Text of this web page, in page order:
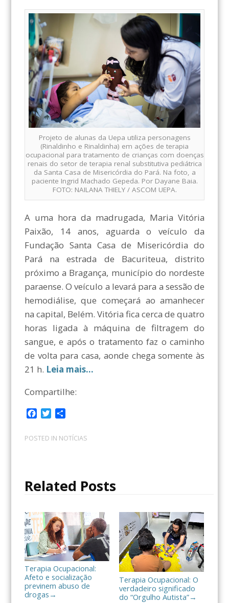
Projeto de alunas da Uepa utiliza personagens
(Rinaldinho e Rinaldinha) em ações de terapia
ocupacional para tratamento de crianças com doenças
renais do setor de terapia renal substitutiva pediátrica
da Santa Casa de Misericórdia do Pará. Na foto, a
paciente Ingrid Machado Gepeda. Por Dayane Baia.
FOTO: NAILANA THIELY / ASCOM UEPA.
A uma hora da madrugada, Maria Vitória
Paixão, 14 anos, aguarda o veículo da
Fundação Santa Casa de Misericórdia do
Pará na estrada de Bacuriteua, distrito
próximo a Bragança, município do nordeste
paraense. O veículo a levará para a sessão de
hemodiálise, que começará ao amanhecer
na capital, Belém. Vitória fica cerca de quatro
horas ligada à máquina de filtragem do
sangue, e após o tratamento faz o caminho
de volta para casa, aonde chega somente às
21 h. Leia mais…
Compartilhe:
c
e
k
i
t
m
p
i
a
r
POSTED IN NOTÍCIAS
Related Posts
Terapia Ocupacional:
Afeto e socialização
previnem abuso de
drogas →
Terapia Ocupacional: O
verdadeiro significado
do “Orgulho Autista”→